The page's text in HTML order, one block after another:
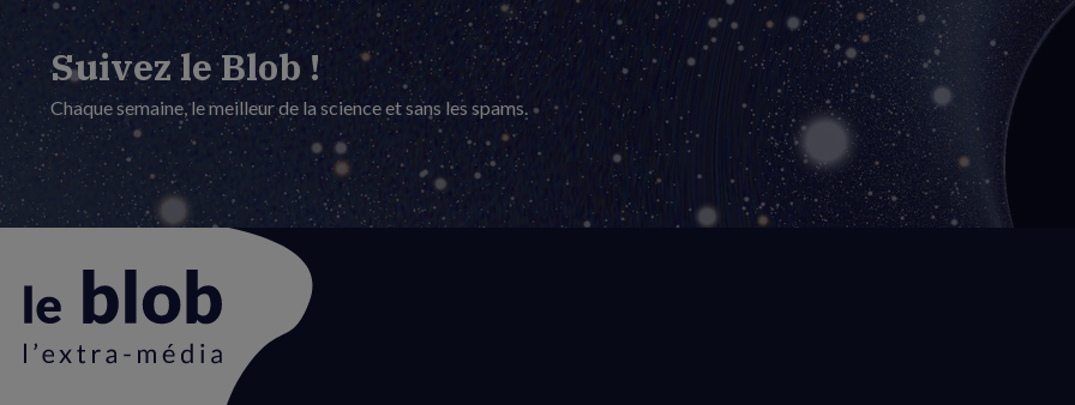
Suivez le Blob !
Chaque semaine, le meilleur de la science et sans les spams.